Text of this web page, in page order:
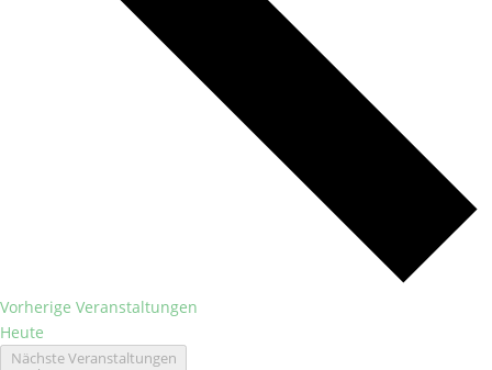
Vorherige Veranstaltungen
Heute
NächsteVeranstaltungen